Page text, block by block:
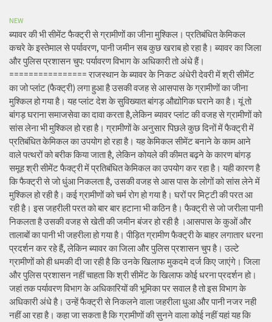
NEW
ब्यावर की भी सीमेंट फैक्ट्री से ग्रामीणों का जीना मुश्किल। प्रतिबंधित केमिकल
कचरे के इस्तेमाल से पर्यावरण, पानी जमीन सब कुछ खराब हो रहा है। ब्यावर का जिला
और पुलिस प्रशासन चुप: पर्यावरण विभाग के अधिकारी तो अंधे हैं।
================ राजस्थान के ब्यावर के निकट अंधेरी देवरी में श्री सीमेंट
का जो प्लांट (फैक्ट्री) लगा हुआ है उसकी वजह से आसपास के ग्रामीणों का जीना
मुश्किल हो गया है। यह प्लांट देश के सुविख्यात बांगड़ औद्योगिक घराने का है। यूं तो
बांगड़ घराना समाजसेवा का दावा करता है,लेकिन ब्यावर प्लांट की वजह से ग्रामीणों को
सांस लेना भी मुश्किल हो रहा है। ग्रामीणों के अनुसार पिछले कुछ दिनों में फैक्ट्री में
प्रतिबंधित केमिकल का उपयोग हो रहा है। यह केमिकल सीमेंट बनाने के काम आने
वाले पत्थरों को बरीक किया जाता है, लेकिन कोयले की कीमत बढ़ने के कारण बांगड़
समूह श्री सीमेंट फैक्ट्री में प्रतिबंधित केमिकल का उपयोग कर रहा है। यही कारण है
कि फैक्ट्री से जो धुंआ निकलता है, उसकी वजह से आस पास के लोगों को सांस लेने में
मुश्किल हो रही है। कई ग्रामीणों को चर्म रोग हो गया है। घरों पर मिट्टी की परत आ
रही है। इस जहरीली परत को बार बार हटाना भी कठिन है। फैक्ट्री से जो जरीला पानी
निकलता है उसकी वजह से खेती की जमीन बंजर हो रही है ।आसपास के कुओं और
तालाबों का पानी भी जहरीला हो गया है। पीड़ित ग्रामीण फैक्ट्री के बाहर लगातार धरना
प्रदर्शन कर रहे हैं, लेकिन ब्यावर का जिला और पुलिस प्रशासन चुप है। उल्टे
ग्रामीणों को ही धमकी दी जा रही है कि उनके खिलाफ मुकदमे दर्ज किए जाएंगे। जिला
और पुलिस प्रशासन नहीं चाहता कि श्री सीमेंट के खिलाफ कोई धरना प्रदर्शन हो।
जहां तक पर्यावरण विभाग के अधिकारियों की भूमिका पर सवाल है तो इस विभाग के
अधिकारी अंधे है। उन्हें फैक्ट्री से निकलने वाला जहरीला धुआ और पानी नजर नही
नहीं आ रहा है। कहा जा सकता है कि ग्रामीणों की सुनने वाला कोई नहीं यहां यह कि